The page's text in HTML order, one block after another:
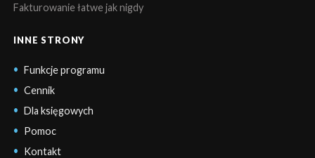
Fakturowanie łatwe jak nigdy
INNE STRONY
Funkcje programu
Cennik
Dla księgowych
Pomoc
Kontakt